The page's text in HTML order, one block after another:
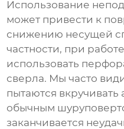
Использование
может привести к
снижению несущей
частности, при
использовать
сверла. Мы часто
пытаются вкручивать
обычным
заканчивается